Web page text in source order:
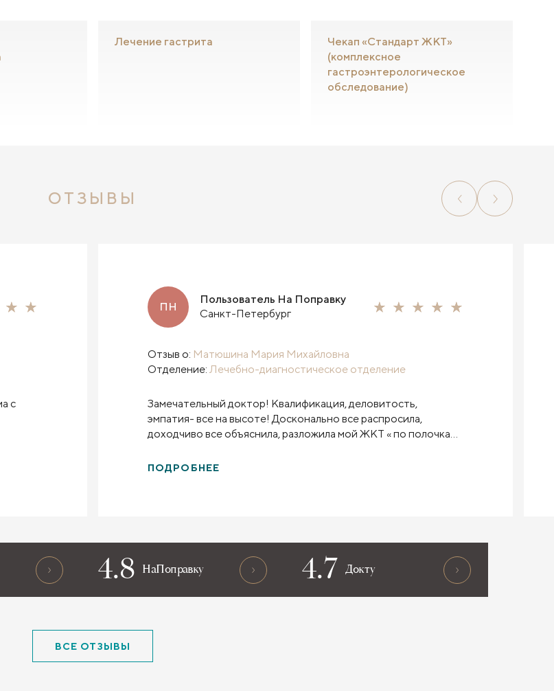
Лечение гастрита
Чекап «Стандарт ЖКТ»
(комплексное
гастроэнтерологическое
обследование)
ОТЗЫВЫ
с
ПН
Пользователь На Поправку
Санкт-Петербург
Отзыв о: Матюшина Мария Михайловна
Отделение: Лечебно-диагностическое отделение
Замечательный доктор! Квалификация, деловитость,
эмпатия- все на высоте! Досконально все распросила,
доходчиво все объяснила, разложила мой ЖКТ « по полочкам»
-умница! Рада, что интуиция меня не подвела и выбрала
ПОДРОБНЕЕ
4.8 НаПоправку 4.7 Докту
ВСЕ ОТЗЫВЫ